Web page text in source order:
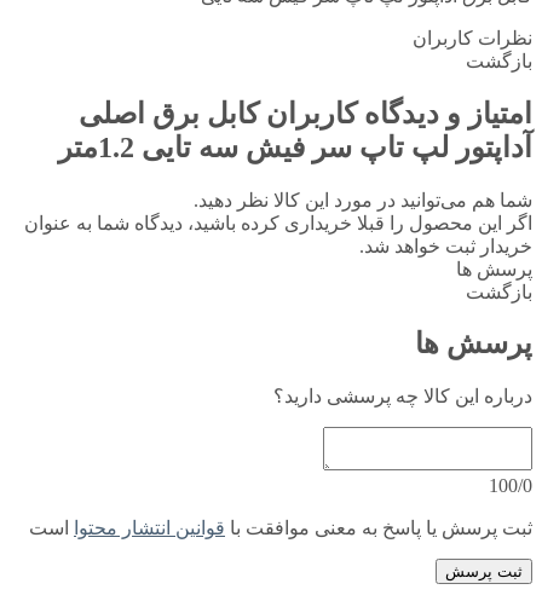
نظرات کاربران
بازگشت
امتیاز و دیدگاه کاربرانکابل برق اصلی
آداپتور لپ تاپ سر فیش سه تایی 1.2متر
شما هم می‌توانید در مورد این کالا نظر دهید.
اگر این محصول را قبلا خریداری کرده باشید، دیدگاه شما به عنوان
خریدار ثبت خواهد شد.
پرسش ها
بازگشت
پرسش ها
درباره این کالا چه پرسشی دارید؟
100/0
ثبت پرسش یا پاسخ به معنی موافقت با قوانین انتشار محتوا است
ثبت پرسش